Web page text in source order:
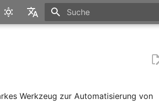
Werkzeug zur Automatisierung von